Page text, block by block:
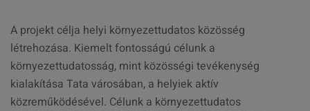
A projekt célja helyi környezettudatos közösség
létrehozása. Kiemelt fontosságú célunk a
környezettudatosság, mint közösségi tevékenység
kialakítása Tata városában, a helyiek aktív
közreműködésével. Célunk a környezettudatos